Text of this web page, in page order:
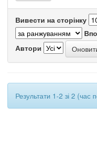
Вивести на сторінку
Автори
Результати 1-2 зі 2